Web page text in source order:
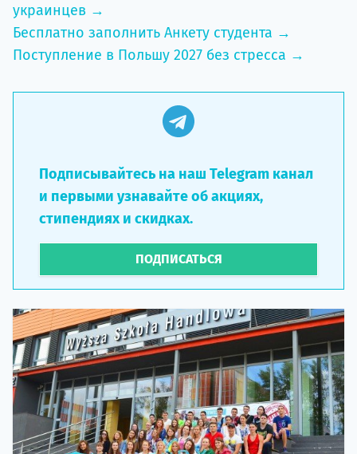
украинцев →
Бесплатно заполнить Анкету студента →
Поступление в Польшу 2027 без стресса →
Подписывайтесь на наш Telegram канал
и первыми узнавайте об акциях,
стипендиях и скидках.
ПОДПИСАТЬСЯ